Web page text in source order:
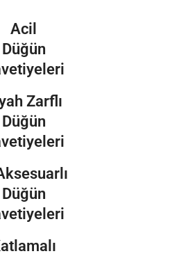
Acil
Düğün
Zarflı
Düğün
Düğün